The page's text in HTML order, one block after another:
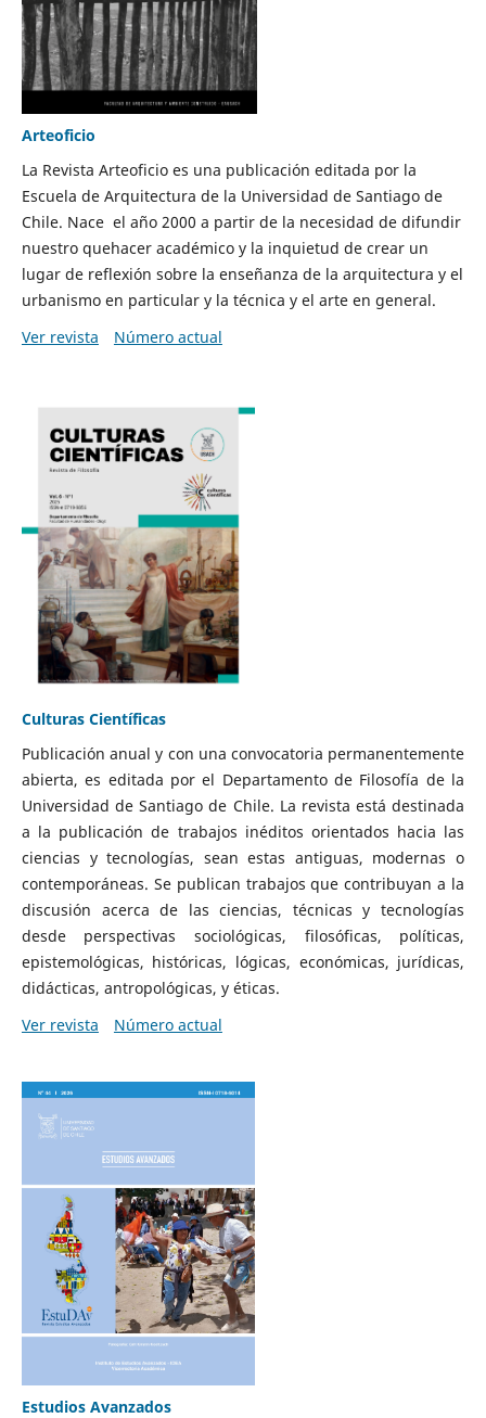
Arteoficio
La Revista Arteoficio es una publicación editada por la
Escuela de Arquitectura de la Universidad de Santiago de
Chile. Nace el año 2000 a partir de la necesidad de difundir
nuestro quehacer académico y la inquietud de crear un
lugar de reflexión sobre la enseñanza de la arquitectura y el
urbanismo en particular y la técnica y el arte en general.
Ver revista
Número actual
Culturas Científicas
Publicación anual y con una convocatoria permanentemente
abierta, es editada por el Departamento de Filosofía de la
Universidad de Santiago de Chile. La revista está destinada
a la publicación de trabajos inéditos orientados hacia las
ciencias y tecnologías, sean estas antiguas, modernas o
contemporáneas. Se publican trabajos que contribuyan a la
discusión acerca de las ciencias, técnicas y tecnologías
desde perspectivas sociológicas, filosóficas, políticas,
epistemológicas, históricas, lógicas, económicas, jurídicas,
didácticas, antropológicas, y éticas.
Ver revista
Número actual
Estudios Avanzados